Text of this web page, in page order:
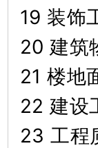
19 装饰
20 建筑
21 楼地
22 建设
23 工程